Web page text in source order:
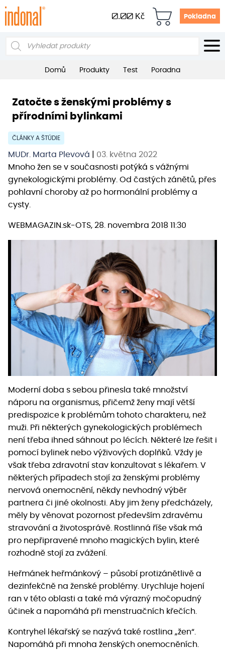
0.00 Kč Pokladna
Products
Domů Produkty Test Poradna
Zatočte s ženskými problémy s
přírodními bylinkami
ČLÁNKY A ŠTÚDIE
MUDr. Marta Plevová
03. května 2022
Mnoho žen se v současnosti potýká s vážnými
gynekologickými problémy. Od častých zánětů, přes
pohlavní choroby až po hormonální problémy a
cysty.
WEBMAGAZIN.sk-OTS, 28. novembra 2018 11:30
Moderní doba s sebou přinesla také množství
náporu na organismus, přičemž ženy mají větší
predispozice k problémům tohoto charakteru, než
muži. Při některých gynekologických problémech
není třeba ihned sáhnout po lécích. Některé lze řešit i
pomocí bylinek nebo výživových doplňků. Vždy je
však třeba zdravotní stav konzultovat s lékařem. V
některých případech stojí za ženskými problémy
nervová onemocnění, někdy nevhodný výběr
partnera či jiné okolnosti. Aby jim ženy předcházely,
měly by věnovat pozornost především zdravému
stravování a životosprávě. Rostlinná říše však má
pro nepřipravené mnoho magických bylin, které
rozhodně stojí za zvážení.
Heřmánek heřmánkový – působí protizánětlivě a
dezinfekčně na ženské problémy. Urychluje hojení
ran v této oblasti a také má výrazný močopudný
účinek a napomáhá při menstruačních křečích.
Kontryhel lékařský se nazývá také rostlina „žen“.
Napomáhá při mnoha ženských onemocněních.